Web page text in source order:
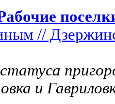
//
и